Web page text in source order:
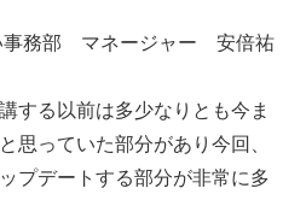
事務部 マネージャー 安倍祐
する以前は多少なりとも今ま
思っていた部分があり今回、
プデートする部分が非常に多